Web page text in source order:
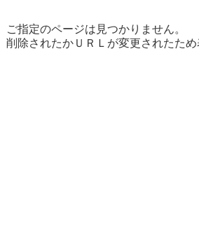
ご指定のページは見つかりません。
削除されたかＵＲＬが変更されたため